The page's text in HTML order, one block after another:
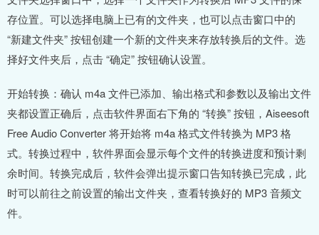
存位置。可以选择电脑上已有的文件夹，也可以点击窗口中的
“新建文件夹” 按钮创建一个新的文件夹来存放转换后的文件。选
择好文件夹后，点击 “确定” 按钮确认设置。
开始转换：确认 m4a 文件已添加、输出格式和参数以及输出文件
夹都设置正确后，点击软件界面右下角的 “转换” 按钮，Aiseesoft
Free Audio Converter 将开始将 m4a 格式文件转换为 MP3 格
式。转换过程中，软件界面会显示每个文件的转换进度和预计剩
余时间。转换完成后，软件会弹出提示窗口告知转换已完成，此
时可以前往之前设置的输出文件夹，查看转换好的 MP3 音频文
件。